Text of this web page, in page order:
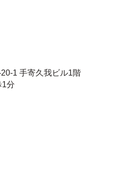
1 手寄久我ビル1階
1分